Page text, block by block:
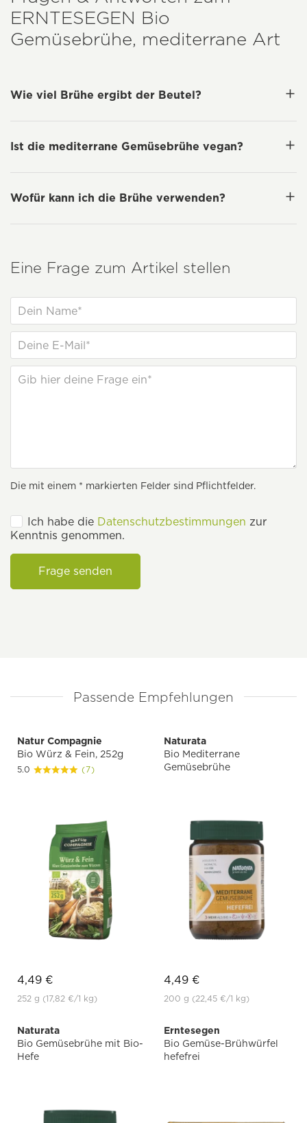
ERNTESEGEN Bio
Gemüsebrühe, mediterrane Art
Wie viel Brühe ergibt der Beutel?
Ist die mediterrane Gemüsebrühe vegan?
Wofür kann ich die Brühe verwenden?
Eine Frage zum Artikel stellen
Die mit einem * markierten Felder sind Pflichtfelder.
Ich habe die Datenschutzbestimmungen zur
Kenntnis genommen.
Frage senden
Passende Empfehlungen
Natur Compagnie
Bio Würz & Fein, 252g
5.0 (7)
4,49 €
252 g (17,82 €/1 kg)
Naturata
Bio Mediterrane
Gemüsebrühe
4,49 €
200 g (22,45 €/1 kg)
Naturata
Bio Gemüsebrühe mit Bio-
Hefe
Erntesegen
Bio Gemüse-Brühwürfel
hefefrei